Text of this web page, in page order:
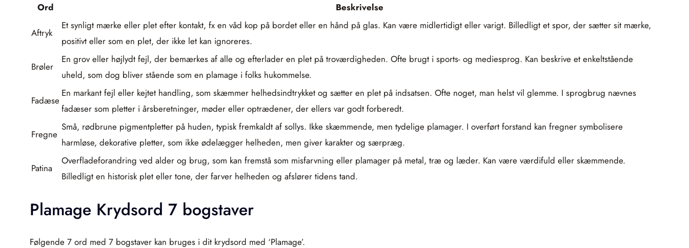
Ord Beskrivelse
Aftryk
Et synligt mærke eller plet efter kontakt, fx en våd kop på bordet eller en hånd på glas. Kan være midlertidigt eller varigt. Billedligt et spor, der sætter sit mærke,
positivt eller som en plet, der ikke let kan ignoreres.
Brøler
En grov eller højlydt fejl, der bemærkes af alle og efterlader en plet på troværdigheden. Ofte brugt i sports- og mediesprog. Kan beskrive et enkeltstående
uheld, som dog bliver stående som en plamage i folks hukommelse.
Fadæse
En markant fejl eller kejtet handling, som skæmmer helhedsindtrykket og sætter en plet på indsatsen. Ofte noget, man helst vil glemme. I sprogbrug nævnes
fadæser som pletter i årsberetninger, møder eller optrædener, der ellers var godt forberedt.
Fregne
Små, rødbrune pigmentpletter på huden, typisk fremkaldt af sollys. Ikke skæmmende, men tydelige plamager. I overført forstand kan fregner symbolisere
harmløse, dekorative pletter, som ikke ødelægger helheden, men giver karakter og særpræg.
Patina
Overfladeforandring ved alder og brug, som kan fremstå som misfarvning eller plamager på metal, træ og læder. Kan være værdifuld eller skæmmende.
Billedligt en historisk plet eller tone, der farver helheden og afslører tidens tand.
Plamage Krydsord 7 bogstaver
Følgende 7 ord med 7 bogstaver kan bruges i dit krydsord med ‘Plamage’.